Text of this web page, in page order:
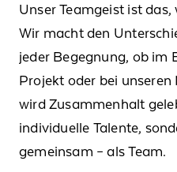
Unser Teamgeist ist
Wir macht den
jeder Begegnung, ob im
Projekt oder bei
wird Zusammenhalt
individuelle Talente,
gemeinsam – als Team.